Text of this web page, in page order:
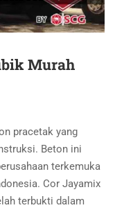
Murah
pracetak yang
Beton ini
terkemuka
Cor Jayamix
terbukti dalam